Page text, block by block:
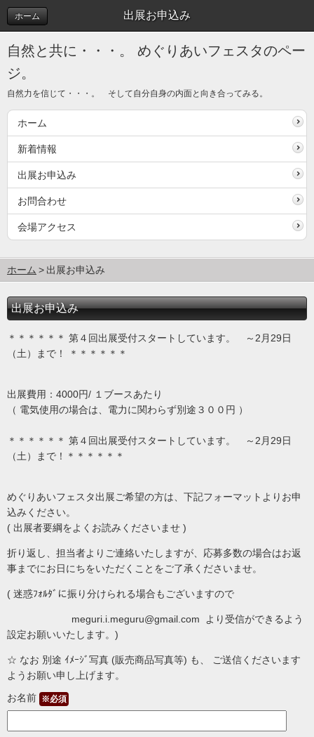
出展お申込み
ホーム
自然と共に・・・。 めぐりあいフェスタのペー
ジ。
自然力を信じて・・・。 そして自分自身の内面と向き合ってみる。
ホーム
新着情報
出展お申込み
お問合わせ
会場アクセス
ホーム 出展お申込み
出展お申込み
＊＊＊＊＊＊ 第４回出展受付スタートしています。 ～2月29日
（土）まで！ ＊＊＊＊＊＊
出展費用：4000円/ １ブースあたり
（ 電気使用の場合は、電力に関わらず別途３００円 ）
＊＊＊＊＊＊ 第４回出展受付スタートしています。 ～2月29日
（土）まで！＊＊＊＊＊＊
めぐりあいフェスタ出展ご希望の方は、下記フォーマットよりお申
込みください。
( 出展者要綱をよくお読みくださいませ )
折り返し、担当者よりご連絡いたしますが、応募多数の場合はお返
事までにお日にちをいただくことをご了承くださいませ。
( 迷惑ﾌｫﾙﾀﾞに振り分けられる場合もございますので
meguri.i.meguru@gmail.com より受信ができるよう
設定お願いいたします。)
☆ なお 別途 ｲﾒｰｼﾞ写真 (販売商品写真等) も、 ご送信くださいます
ようお願い申し上げます。
お名前 ※必須